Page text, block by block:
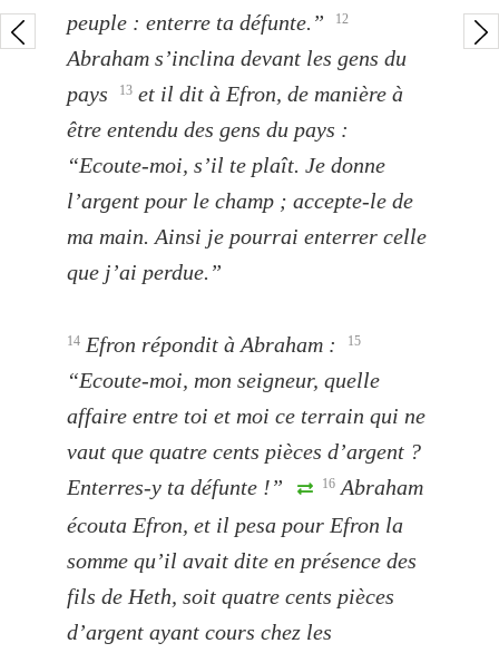
peuple : enterre ta défunte.”
12
Abraham s’inclina devant les gens du
pays
13 et il dit à Efron, de manière à
être entendu des gens du pays :
“Ecoute-moi, s’il te plaît. Je donne
l’argent pour le champ ; accepte-le de
ma main. Ainsi je pourrai enterrer celle
que j’ai perdue.”
14 Efron répondit à Abraham : 15
“Ecoute-moi, mon seigneur, quelle
affaire entre toi et moi ce terrain qui ne
vaut que quatre cents pièces d’argent ?
Enterres-y ta défunte !”
16 Abraham
écouta Efron, et il pesa pour Efron la
somme qu’il avait dite en présence des
fils de Heth, soit quatre cents pièces
d’argent ayant cours chez les